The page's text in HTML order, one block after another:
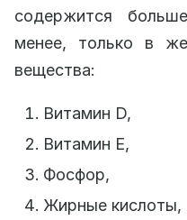
содержится
менее, только в
вещества:
Витамин D,
Витамин E,
Фосфор,
Жирные кислоты,